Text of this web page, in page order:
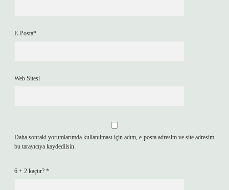
E-Posta*
Web Sitesi
Daha sonraki yorumlarımda kullanılması için adım, e-posta adresim ve site adresim
bu tarayıcıya kaydedilsin.
6 + 2 kaçtır? *